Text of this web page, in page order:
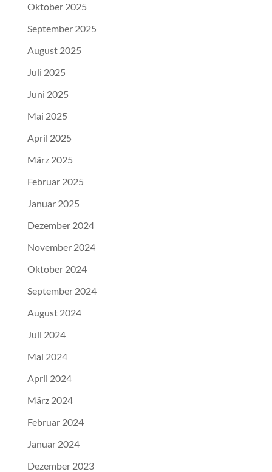
Oktober 2025
September 2025
August 2025
Juli 2025
Juni 2025
Mai 2025
April 2025
März 2025
Februar 2025
Januar 2025
Dezember 2024
November 2024
Oktober 2024
September 2024
August 2024
Juli 2024
Mai 2024
April 2024
März 2024
Februar 2024
Januar 2024
Dezember 2023